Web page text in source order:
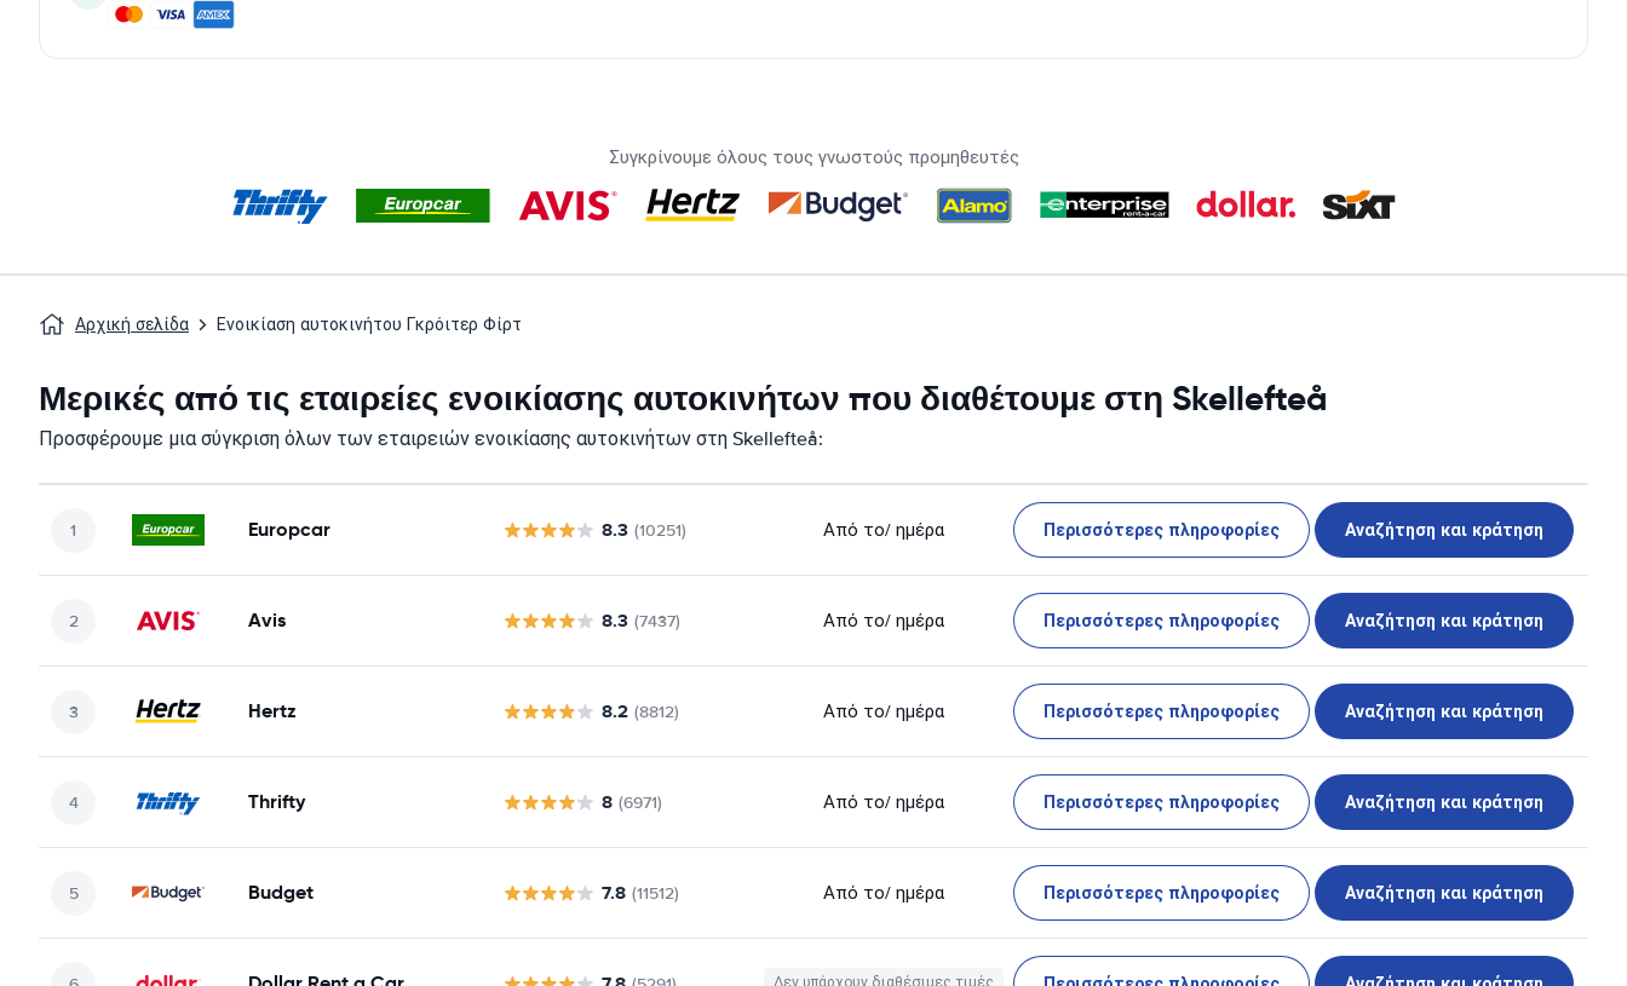
Συγκρίνουμε όλους τους γνωστούς προμηθευτές
Αρχική σελίδα Ενοικίαση αυτοκινήτου Γκρόιτερ Φίρτ
Μερικές από τις εταιρείες ενοικίασης αυτοκινήτων που διαθέτουμε στη Skellefteå
Προσφέρουμε μια σύγκριση όλων των εταιρειών ενοικίασης αυτοκινήτων στη Skellefteå:
Europcar 8.3 (10251) Από το/ ημέρα Περισσότερες πληροφορίες Αναζήτηση και κράτηση
Avis 8.3 (7437) Από το/ ημέρα Περισσότερες πληροφορίες Αναζήτηση και κράτηση
Hertz 8.2 (8812) Από το/ ημέρα Περισσότερες πληροφορίες Αναζήτηση και κράτηση
Thrifty 8 (6971) Από το/ ημέρα Περισσότερες πληροφορίες Αναζήτηση και κράτηση
Budget 7.8 (11512) Από το/ ημέρα Περισσότερες πληροφορίες Αναζήτηση και κράτηση